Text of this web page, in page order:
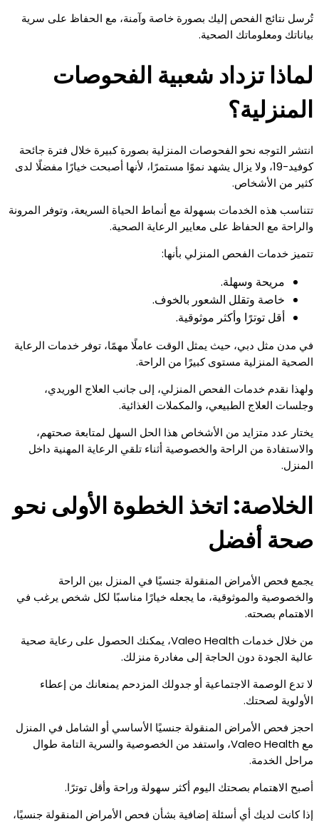
تُرسل نتائج الفحص إليك بصورة خاصة وآمنة، مع الحفاظ على سرية
بياناتك ومعلوماتك الصحية.
لماذا تزداد شعبية الفحوصات
المنزلية؟
انتشر التوجه نحو الفحوصات المنزلية بصورة كبيرة خلال فترة جائحة
كوفيد-19، ولا يزال يشهد نموًا مستمرًا، لأنها أصبحت خيارًا مفضلًا لدى
كثير من الأشخاص.
تتناسب هذه الخدمات بسهولة مع أنماط الحياة السريعة، وتوفر المرونة
والراحة مع الحفاظ على معايير الرعاية الصحية.
تتميز خدمات الفحص المنزلي بأنها:
مريحة وسهلة.
خاصة وتقلل الشعور بالخوف.
أقل توترًا وأكثر موثوقية.
في مدن مثل دبي، حيث يمثل الوقت عاملًا مهمًا، توفر خدمات الرعاية
الصحية المنزلية مستوى كبيرًا من الراحة.
ولهذا نقدم خدمات الفحص المنزلي، إلى جانب العلاج الوريدي،
وجلسات العلاج الطبيعي، والمكملات الغذائية.
يختار عدد متزايد من الأشخاص هذا الحل السهل لمتابعة صحتهم،
والاستفادة من الراحة والخصوصية أثناء تلقي الرعاية المهنية داخل
المنزل.
الخلاصة: اتخذ الخطوة الأولى نحو
صحة أفضل
يجمع فحص الأمراض المنقولة جنسيًا في المنزل بين الراحة
والخصوصية والموثوقية، ما يجعله خيارًا مناسبًا لكل شخص يرغب في
الاهتمام بصحته.
من خلال خدمات Valeo Health، يمكنك الحصول على رعاية صحية
عالية الجودة دون الحاجة إلى مغادرة منزلك.
لا تدع الوصمة الاجتماعية أو جدولك المزدحم يمنعانك من إعطاء
الأولوية لصحتك.
احجز فحص الأمراض المنقولة جنسيًا الأساسي أو الشامل في المنزل
مع Valeo Health، واستفد من الخصوصية والسرية التامة طوال
مراحل الخدمة.
أصبح الاهتمام بصحتك اليوم أكثر سهولة وراحة وأقل توترًا.
إذا كانت لديك أي أسئلة إضافية بشأن فحص الأمراض المنقولة جنسيًا،